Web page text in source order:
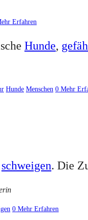
Erfahren
Hunde,
Hunde Menschen 0 Mehr
schweigen. Die
0 Mehr Erfahren